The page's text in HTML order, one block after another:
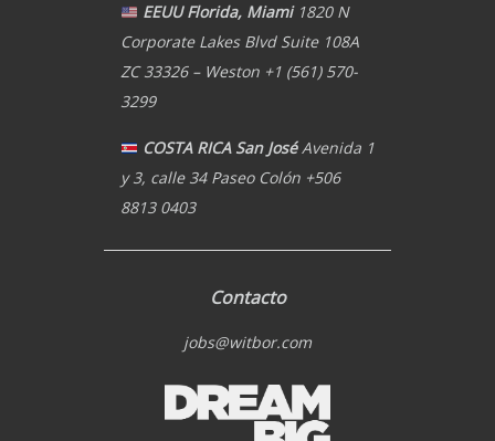
EEUU Florida, Miami1820 N
Corporate Lakes Blvd Suite 108A
ZC 33326 – Weston +1 (561) 570-
3299
COSTA RICA San JoséAvenida 1
y 3, calle 34 Paseo Colón +506
8813 0403
Contacto
jobs@witbor.com